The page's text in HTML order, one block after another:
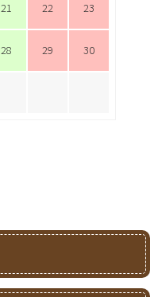
21 22 23
28 29 30